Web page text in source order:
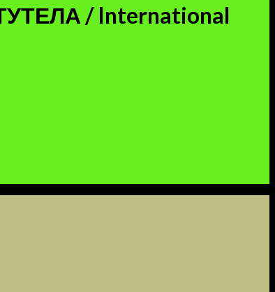
/ International